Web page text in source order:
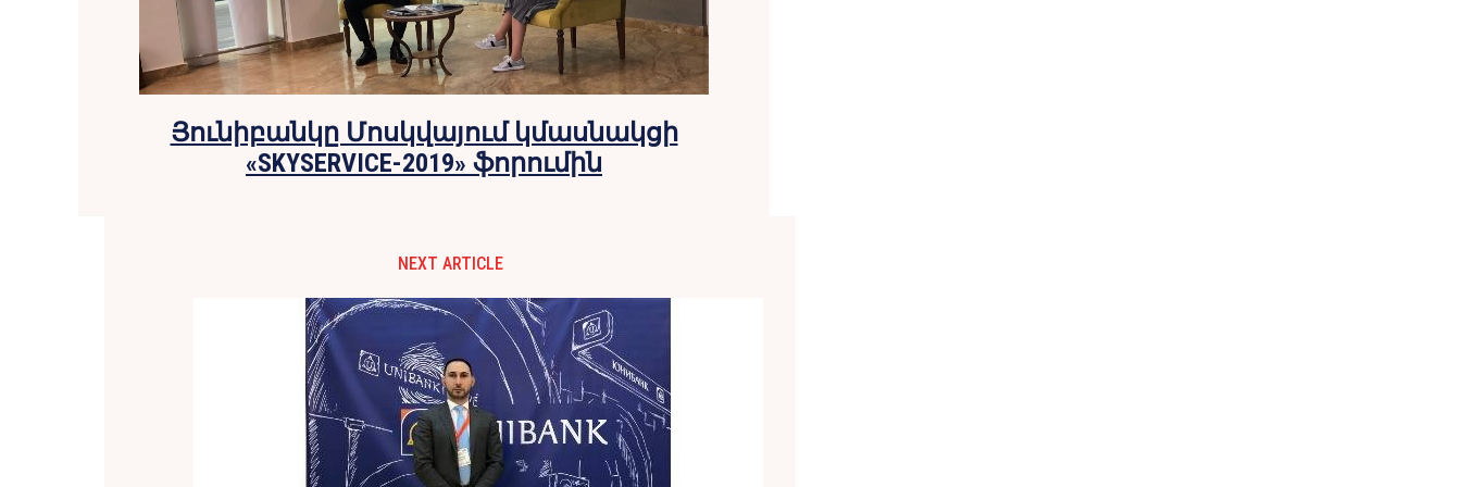
Յունիբանկը Մոսկվայում կմասնակցի
«SKYSERVICE-2019» ֆորումին
NEXT ARTICLE